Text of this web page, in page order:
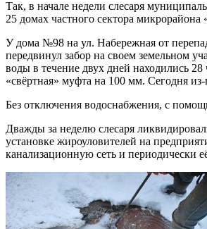
Так, в начале недели слесаря
25 домах частного сектора
У дома №98 на ул. Набережная от
передвинул забор на своем земельном
воды в течение двух дней находились
«свёртная» муфта на 100 мм. Сегодня
Без отключения водоснабжения, с
Дважды за неделю слесаря
установке жироуловителей на
канализационную сеть и периодически